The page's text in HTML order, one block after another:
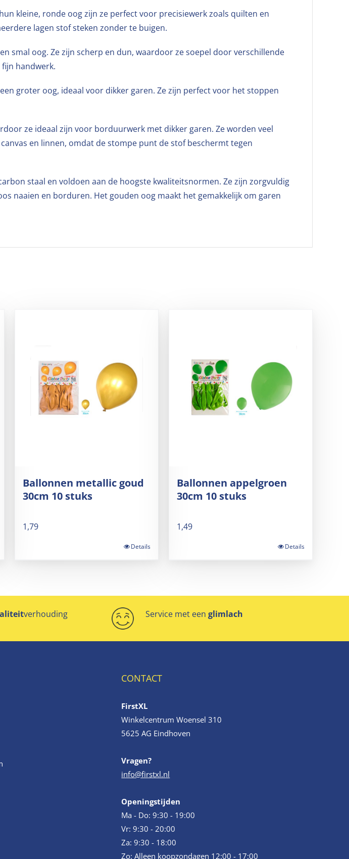
kleine, ronde oog zijn ze perfect voor precisiewerk zoals quilten en
lagen stof steken zonder te buigen.
smal oog. Ze zijn scherp en dun, waardoor ze soepel door verschillende
handwerk.
groter oog, ideaal voor dikker garen. Ze zijn perfect voor het stoppen
ze ideaal zijn voor borduurwerk met dikker garen. Ze worden veel
en linnen, omdat de stompe punt de stof beschermt tegen
staal en voldoen aan de hoogste kwaliteitsnormen. Ze zijn zorgvuldig
naaien en borduren. Het gouden oog maakt het gemakkelijk om garen
Ballonnen metallic goud
30cm 10 stuks
1,79
Details
Ballonnen appelgroen
30cm 10 stuks
1,49
Details
verhouding Service met eenglimlach
CONTACT
FirstXL
Winkelcentrum Woensel 310
5625 AG Eindhoven
Vragen?
info@firstxl.nl
Openingstijden
Ma - Do: 9:30 - 19:00
Vr: 9:30 - 20:00
Za: 9:30 - 18:00
Zo: Alleen koopzondagen 12:00 - 17:00